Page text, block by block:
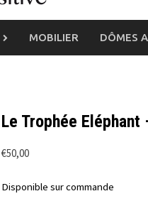
MOBILIER DÔMES
Le Trophée
€50,00
Disponible sur commande